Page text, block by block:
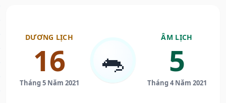
DƯƠNG LỊCH
16
Tháng 5 Năm 2021
🐀
ÂM LỊCH
5
Tháng 4 Năm 2021